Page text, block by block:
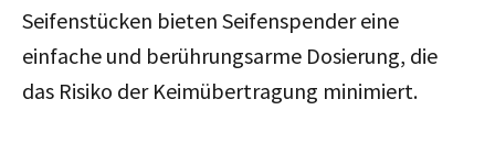
Seifenstücken bieten Seifenspender eine
einfache und berührungsarme Dosierung, die
das Risiko der Keimübertragung minimiert.